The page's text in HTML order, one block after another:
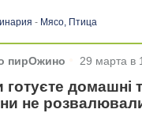
- Мясо, Птица
пирОжино 29 марта в
готуєте домашні
не